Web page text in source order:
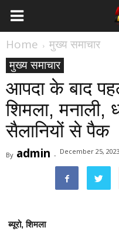
Home
मुख्य समाचार
मुख्य समाचार
आपदा के बाद
शिमला, मनाली,
सैलानियों से पैक
By admin - December 25, 2023
ब्यूरो, शिमला